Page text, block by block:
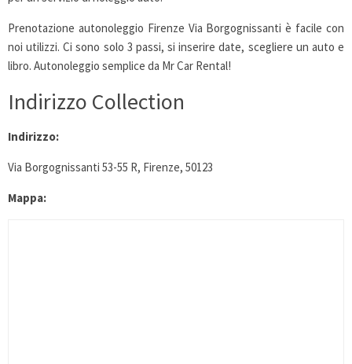
Prenotazione autonoleggio Firenze Via Borgognissanti è facile con
noi utilizzi. Ci sono solo 3 passi, si inserire date, scegliere un auto e
libro. Autonoleggio semplice da Mr Car Rental!
Indirizzo Collection
Indirizzo:
Via Borgognissanti 53-55 R, Firenze, 50123
Mappa: